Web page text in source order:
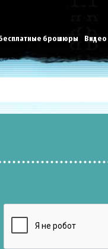
брошюры Видео